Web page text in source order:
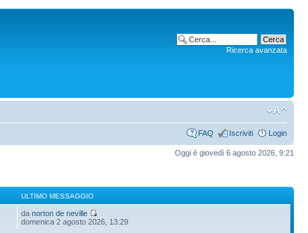
Ricerca avanzata
FAQ Iscriviti Login
Oggi è giovedì 6 agosto 2026, 9:21
ULTIMO MESSAGGIO
danorton de neville
domenica 2 agosto 2026, 13:29